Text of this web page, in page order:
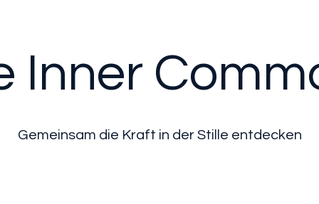
Inner
Gemeinsam die Kraft in der Stille entdecken